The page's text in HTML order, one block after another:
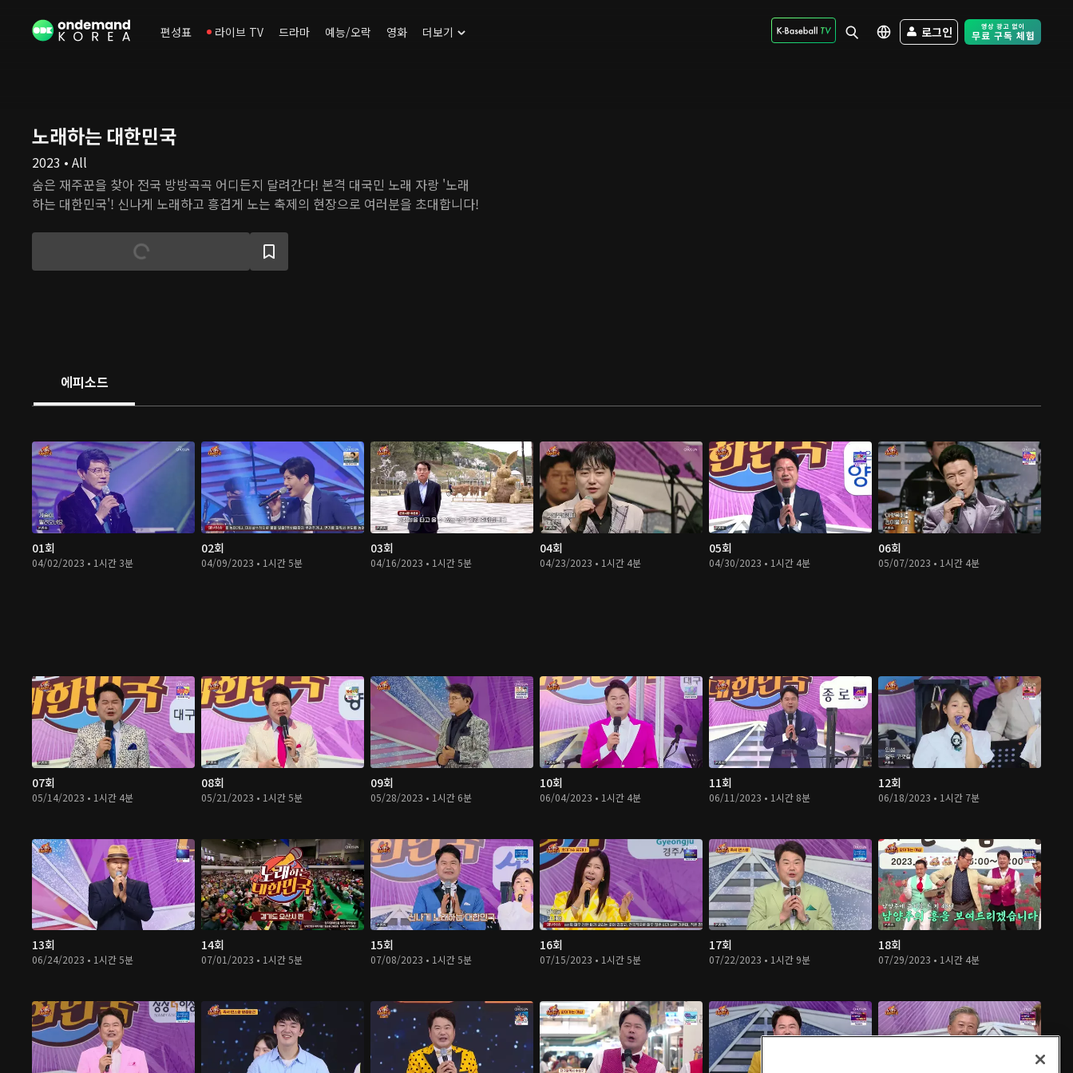
편성표 라이브 TV 드라마 예능/오락 영화 더보기 로그인 Free Trial -
노래하는 대한민국
2023 • All
숨은 재주꾼을 찾아 전국 방방곡곡 어디든지 달려간다! 본격 대국민 노래 자랑 '노래
하는 대한민국'! 신나게 노래하고 흥겹게 노는 축제의 현장으로 여러분을 초대합니다!
에피소드
01회
04/02/2023 • 1시간 3분
02회
04/09/2023 • 1시간 5분
03회
04/16/2023 • 1시간 5분
04회
04/23/2023 • 1시간 4분
05회
04/30/2023 • 1시간 4분
06회
05/07/2023 • 1시간 4분
07회
05/14/2023 • 1시간 4분
08회
05/21/2023 • 1시간 5분
09회
05/28/2023 • 1시간 6분
10회
06/04/2023 • 1시간 4분
11회
06/11/2023 • 1시간 8분
12회
06/18/2023 • 1시간 7분
13회
06/24/2023 • 1시간 5분
14회
07/01/2023 • 1시간 5분
15회
07/08/2023 • 1시간 5분
16회
07/15/2023 • 1시간 5분
17회
07/22/2023 • 1시간 9분
18회
07/29/2023 • 1시간 4분